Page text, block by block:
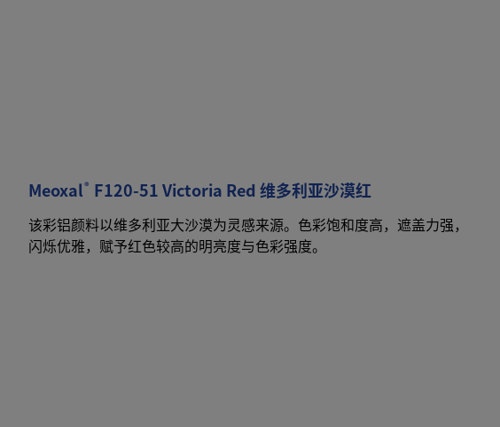
Meoxal® F120-51 Victoria Red 维多利亚沙漠红
该彩铝颜料以维多利亚大沙漠为灵感来源。色彩饱和度高，遮盖力强，
闪烁优雅，赋予红色较高的明亮度与色彩强度。